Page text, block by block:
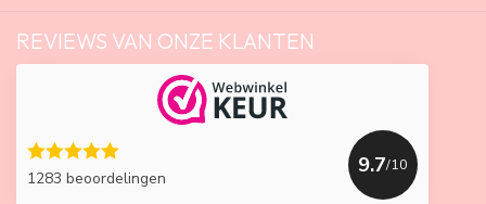
REVIEWS VAN ONZE KLANTEN
1283 beoordelingen
9.7/10